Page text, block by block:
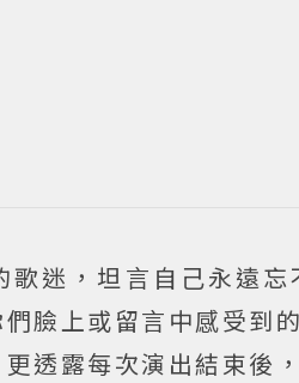
歌迷，坦言自己永遠
臉上或留言中感受到
透露每次演出結束後